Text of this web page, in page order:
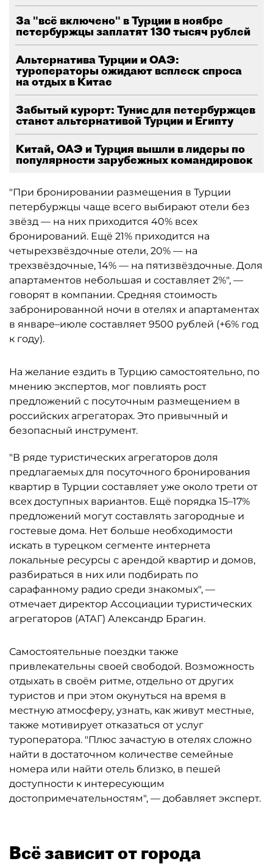
За "всё включено" в Турции в ноябре
петербуржцы заплатят 130 тысяч рублей
Альтернатива Турции и ОАЭ:
туроператоры ожидают всплеск спроса
на отдых в Китае
Забытый курорт: Тунис для петербуржцев
станет альтернативой Турции и Египту
Китай, ОАЭ и Турция вышли в лидеры по
популярности зарубежных командировок
"При бронировании размещения в Турции
петербуржцы чаще всего выбирают отели без
звёзд — на них приходится 40% всех
бронирований. Ещё 21% приходится на
четырехзвёздочные отели, 20% — на
трехзвёздочные, 14% — на пятизвёздочные. Доля
апартаментов небольшая и составляет 2%", —
говорят в компании. Средняя стоимость
забронированной ночи в отелях и апартаментах
в январе–июле составляет 9500 рублей (+6% год
к году).
На желание ездить в Турцию самостоятельно, по
мнению экспертов, мог повлиять рост
предложений с посуточным размещением в
российских агрегаторах. Это привычный и
безопасный инструмент.
"В ряде туристических агрегаторов доля
предлагаемых для посуточного бронирования
квартир в Турции составляет уже около трети от
всех доступных вариантов. Ещё порядка 15–17%
предложений могут составлять загородные и
гостевые дома. Нет больше необходимости
искать в турецком сегменте интернета
локальные ресурсы с арендой квартир и домов,
разбираться в них или подбирать по
сарафанному радио среди знакомых", —
отмечает директор Ассоциации туристических
агрегаторов (АТАГ) Александр Брагин.
Самостоятельные поездки также
привлекательны своей свободой. Возможность
отдыхать в своём ритме, отдельно от других
туристов и при этом окунуться на время в
местную атмосферу, узнать, как живут местные,
также мотивирует отказаться от услуг
туроператора. "Плюс зачастую в отелях сложно
найти в достаточном количестве семейные
номера или найти отель близко, в пешей
доступности к интересующим
достопримечательностям", — добавляет эксперт.
Всё зависит от города